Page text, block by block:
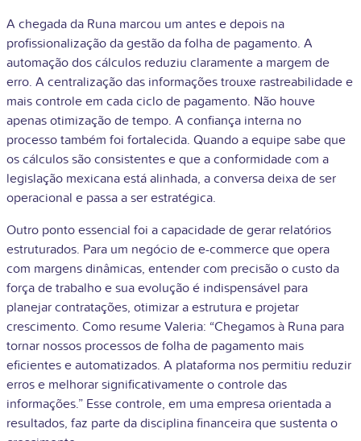
A chegada da Runa marcou um antes e depois na
profissionalização da gestão da folha de pagamento. A
automação dos cálculos reduziu claramente a margem de
erro. A centralização das informações trouxe rastreabilidade e
mais controle em cada ciclo de pagamento. Não houve
apenas otimização de tempo. A confiança interna no
processo também foi fortalecida. Quando a equipe sabe que
os cálculos são consistentes e que a conformidade com a
legislação mexicana está alinhada, a conversa deixa de ser
operacional e passa a ser estratégica.
Outro ponto essencial foi a capacidade de gerar relatórios
estruturados. Para um negócio de e-commerce que opera
com margens dinâmicas, entender com precisão o custo da
força de trabalho e sua evolução é indispensável para
planejar contratações, otimizar a estrutura e projetar
crescimento. Como resume Valeria: “Chegamos à Runa para
tornar nossos processos de folha de pagamento mais
eficientes e automatizados. A plataforma nos permitiu reduzir
erros e melhorar significativamente o controle das
informações.” Esse controle, em uma empresa orientada a
resultados, faz parte da disciplina financeira que sustenta o